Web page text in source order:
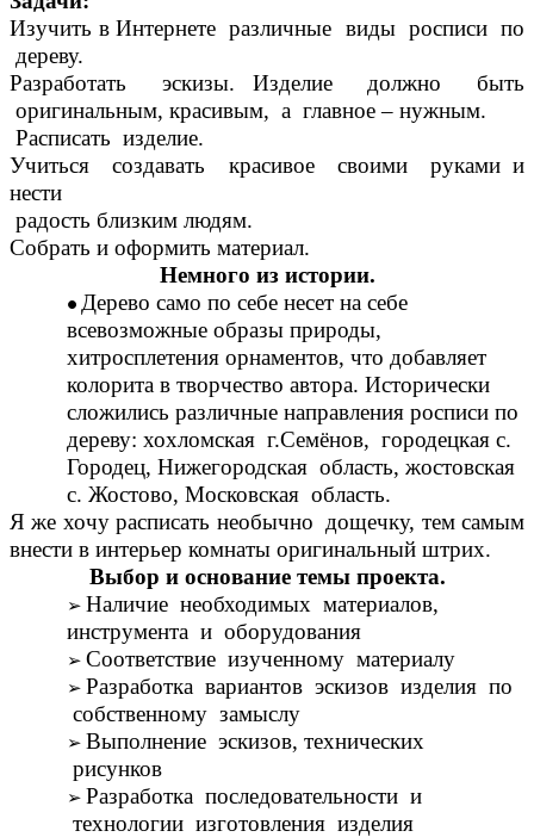
Изучить в Интернете различные виды росписи по
дереву.
Разработать эскизы. Изделие должно быть
оригинальным, красивым, а главное – нужным.
Расписать изделие.
Учиться создавать красивое своими руками и
нести
радость близким людям.
Собрать и оформить материал.
Немного из истории.
Дерево само по себе несет на себе
всевозможные образы природы,
хитросплетения орнаментов, что добавляет
колорита в творчество автора. Исторически
сложились различные направления росписи по
дереву: хохломская г.Семёнов, городецкая с.
Городец, Нижегородская область, жостовская
с. Жостово, Московская область.
Я же хочу расписать необычно дощечку, тем самым
внести в интерьер комнаты оригинальный штрих.
Выбор и основание темы проекта.
Наличие необходимых материалов,
инструмента и оборудования
Соответствие изученному материалу
Разработка вариантов эскизов изделия по
собственному замыслу
Выполнение эскизов, технических
рисунков
Разработка последовательности и
технологии изготовления изделия